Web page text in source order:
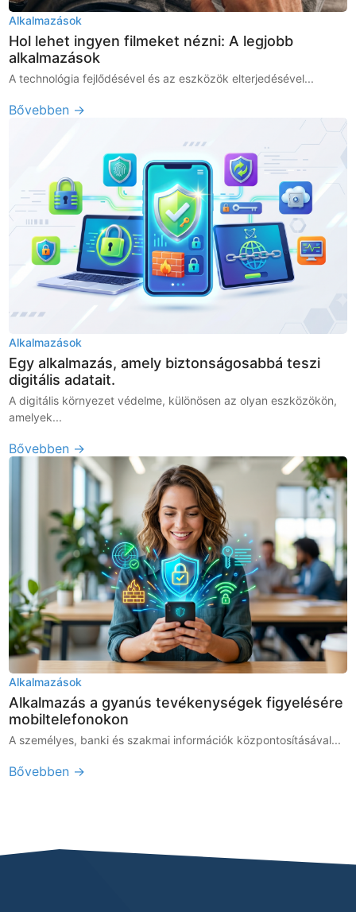
Alkalmazások
Hol lehet ingyen filmeket nézni: A legjobb
alkalmazások
A technológia fejlődésével és az eszközök elterjedésével...
Bővebben →
Alkalmazások
Egy alkalmazás, amely biztonságosabbá teszi
digitális adatait.
A digitális környezet védelme, különösen az olyan eszközökön,
amelyek...
Bővebben →
Alkalmazások
Alkalmazás a gyanús tevékenységek figyelésére
mobiltelefonokon
A személyes, banki és szakmai információk központosításával...
Bővebben →